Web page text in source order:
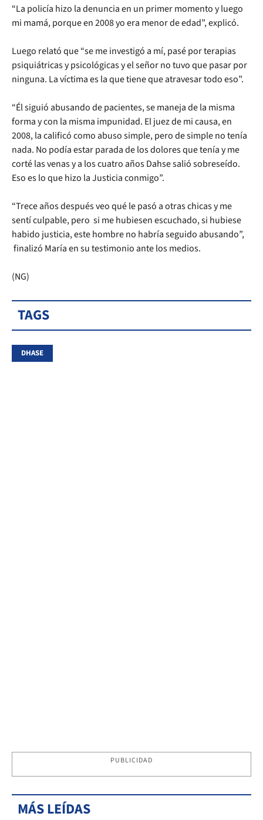
“La policía hizo la denuncia en un primer momento y luego
mi mamá, porque en 2008 yo era menor de edad”, explicó.
Luego relató que “se me investigó a mí, pasé por terapias
psiquiátricas y psicológicas y el señor no tuvo que pasar por
ninguna. La víctima es la que tiene que atravesar todo eso”.
“Él siguió abusando de pacientes, se maneja de la misma
forma y con la misma impunidad. El juez de mi causa, en
2008, la calificó como abuso simple, pero de simple no tenía
nada. No podía estar parada de los dolores que tenía y me
corté las venas y a los cuatro años Dahse salió sobreseído.
Eso es lo que hizo la Justicia conmigo”.
“Trece años después veo qué le pasó a otras chicas y me
sentí culpable, pero si me hubiesen escuchado, si hubiese
habido justicia, este hombre no habría seguido abusando”,
finalizó María en su testimonio ante los medios.
(NG)
TAGS
DHASE
PUBLICIDAD
MÁS LEÍDAS